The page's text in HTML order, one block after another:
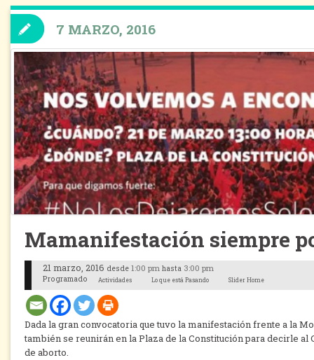
Mamanifestación siempre
21 marzo, 2016 desde 1:00 pm hasta 3:00 pm
Programado Actividades Lo que está Pasando Slider Home
Dada la gran convocatoria que tuvo la manifestación frente a la
también se reunirán en la Plaza de la Constitución para decirle
de aborto.
7 MARZO, 2016